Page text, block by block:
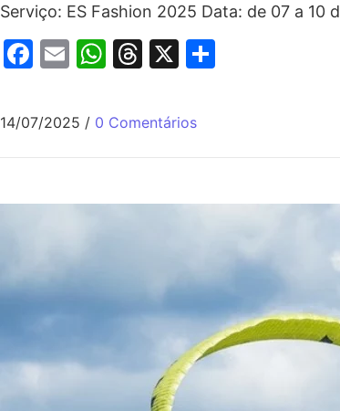
Serviço: ES Fashion 2025 Data: de 07 a
Facebook
EmailWhatsApp
Threads
X
14/07/2025 / 0 Comentários